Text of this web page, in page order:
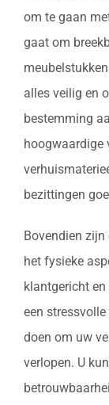
om te gaan
gaat om
alles veilig en
bestemming
hoogwaardige
bezittingen
Bovendien
het fysieke
klantgericht
een
doen om uw
verlopen. U